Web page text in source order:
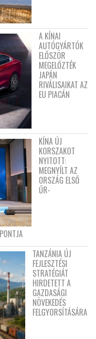
A KÍNAI
AUTÓGYÁRTÓK
ELŐSZÖR
MEGELŐZTÉK
JAPÁN
RIVÁLISAIKAT AZ
EU PIACÁN
KÍNA ÚJ
KORSZAKOT
NYITOTT:
MEGNYÍLT AZ
ORSZÁG ELSŐ
ŰR-
TANZÁNIA ÚJ
FEJLESZTÉSI
STRATÉGIÁT
HIRDETETT A
GAZDASÁGI
NÖVEKEDÉS
FELGYORSÍTÁSÁRA